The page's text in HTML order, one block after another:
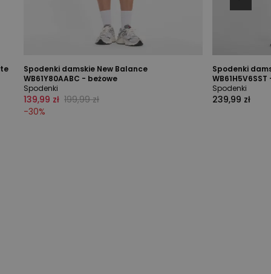
Spodenki damskie New Balance
WB61Y80AABC - beżowe
Spodenki
139,99 zł 199,99 zł
-30%
Spodenki
Spodenki
239,99 zł